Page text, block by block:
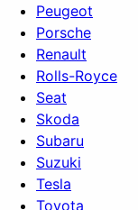
Peugeot
Porsche
Renault
Rolls-Royce
Seat
Skoda
Subaru
Suzuki
Tesla
Toyota